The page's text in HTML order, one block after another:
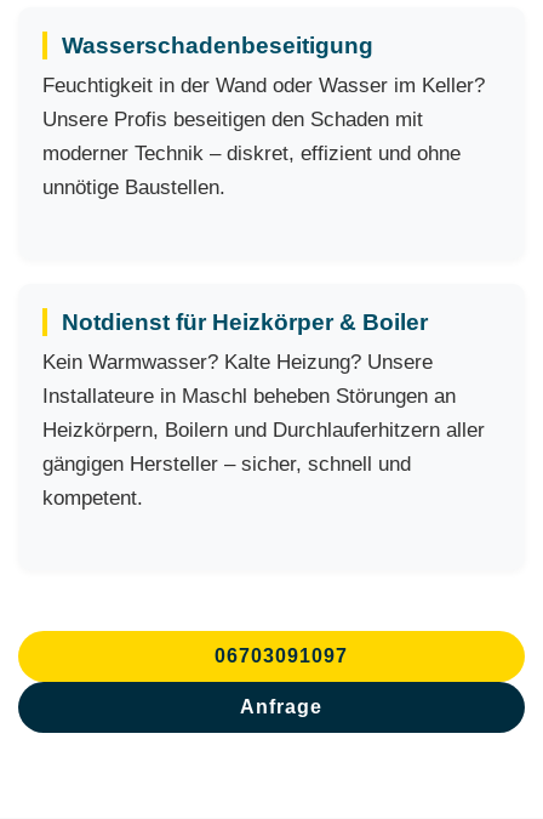
Wasserschadenbeseitigung
Feuchtigkeit in der Wand oder Wasser im Keller?
Unsere Profis beseitigen den Schaden mit
moderner Technik – diskret, effizient und ohne
unnötige Baustellen.
Notdienst für Heizkörper & Boiler
Kein Warmwasser? Kalte Heizung? Unsere
Installateure in Maschl beheben Störungen an
Heizkörpern, Boilern und Durchlauferhitzern aller
gängigen Hersteller – sicher, schnell und
kompetent.
06703091097
Anfrage